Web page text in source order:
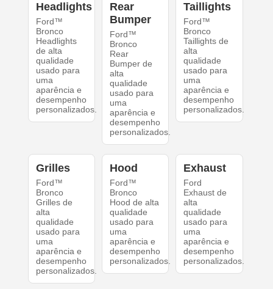
Headlights
Ford™
Bronco
Headlights
de alta
qualidade
usado para
uma
aparência e
desempenho
personalizados.
Rear
Bumper
Ford™
Bronco
Rear
Bumper de
alta
qualidade
usado para
uma
aparência e
desempenho
personalizados.
Taillights
Ford™
Bronco
Taillights de
alta
qualidade
usado para
uma
aparência e
desempenho
personalizados.
Grilles
Ford™
Bronco
Grilles de
alta
qualidade
usado para
uma
aparência e
desempenho
personalizados.
Hood
Ford™
Bronco
Hood de alta
qualidade
usado para
uma
aparência e
desempenho
personalizados.
Exhaust
Ford
Exhaust de
alta
qualidade
usado para
uma
aparência e
desempenho
personalizados.